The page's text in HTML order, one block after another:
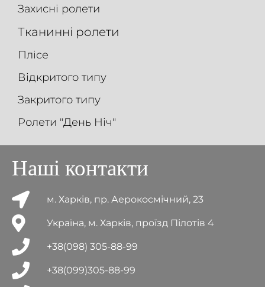
Захисні ролети
Тканинні ролети
Плісе
Відкритого типу
Закритого типу
Ролети "День Ніч"
Наші контакти
м. Харків, пр. Аерокосмічний, 23
Україна, м. Харків, проїзд Пілотів 4
+38(098) 305-88-99
+38(099)305-88-99